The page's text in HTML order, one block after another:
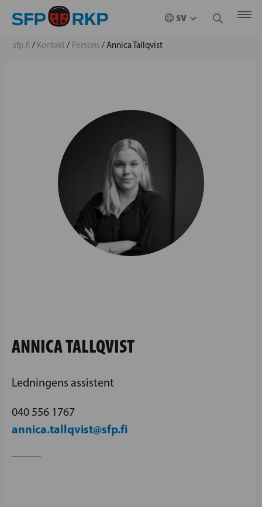
sfp.fi / Kontakt/ Persons /Annica Tallqvist
ANNICA TALLQVIST
Ledningens assistent
040 556 1767
annica.tallqvist@sfp.fi